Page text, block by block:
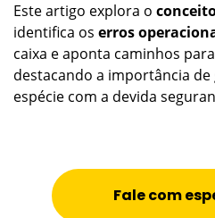
Este artigo explora o
identifica os erros
caixa e aponta caminhos
destacando a importância
espécie com a devida
Fale com